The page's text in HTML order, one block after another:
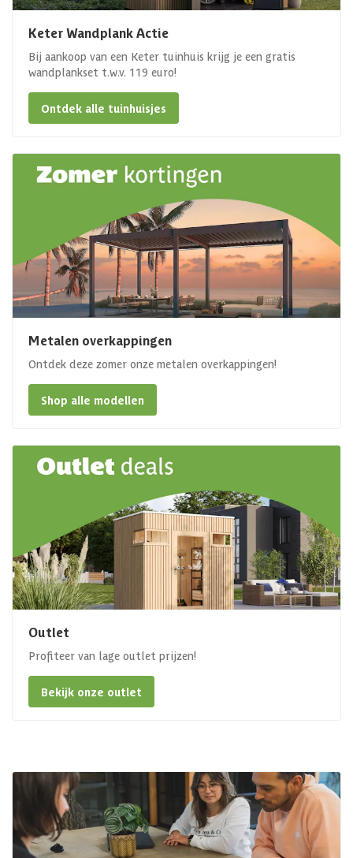
Keter Wandplank Actie
Bij aankoop van een Keter tuinhuis krijg je een gratis
wandplankset t.w.v. 119 euro!
Ontdek alle tuinhuisjes
Metalen overkappingen
Ontdek deze zomer onze metalen overkappingen!
Shop alle modellen
Outlet
Profiteer van lage outlet prijzen!
Bekijk onze outlet